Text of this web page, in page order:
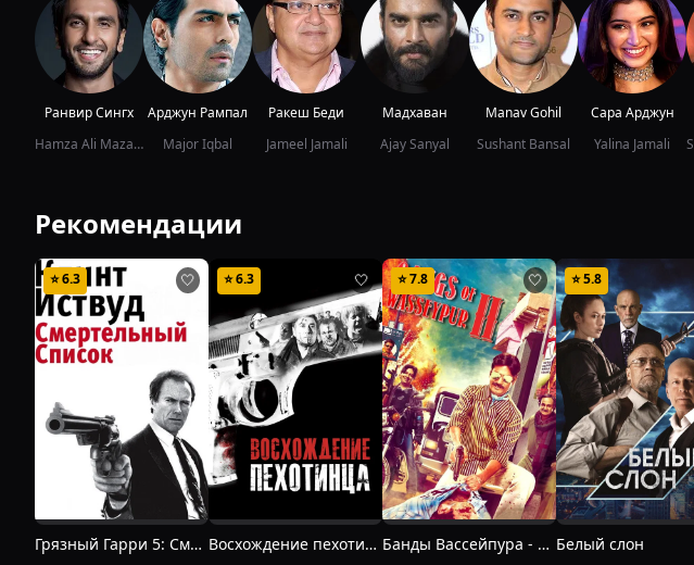
Ранвир Сингх
Hamza Ali Mazari / Jaskirat Singh Rangi
Арджун Рампал
Major Iqbal
Ракеш Беди
Jameel Jamali
Мадхаван
Ajay Sanyal
Manav Gohil
Sushant Bansal
Сара Арджун
Yalina Jamali
Рекомендации
⭐6.3 🤍
Грязный Гарри 5: Смертельный список
⭐6.3 🤍
Восхождение пехотинца
⭐7.8 🤍
Банды Вассейпура - Часть 2
⭐5.8
Белый слон